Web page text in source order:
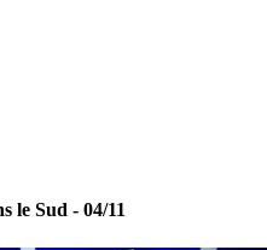
le Sud - 04/11